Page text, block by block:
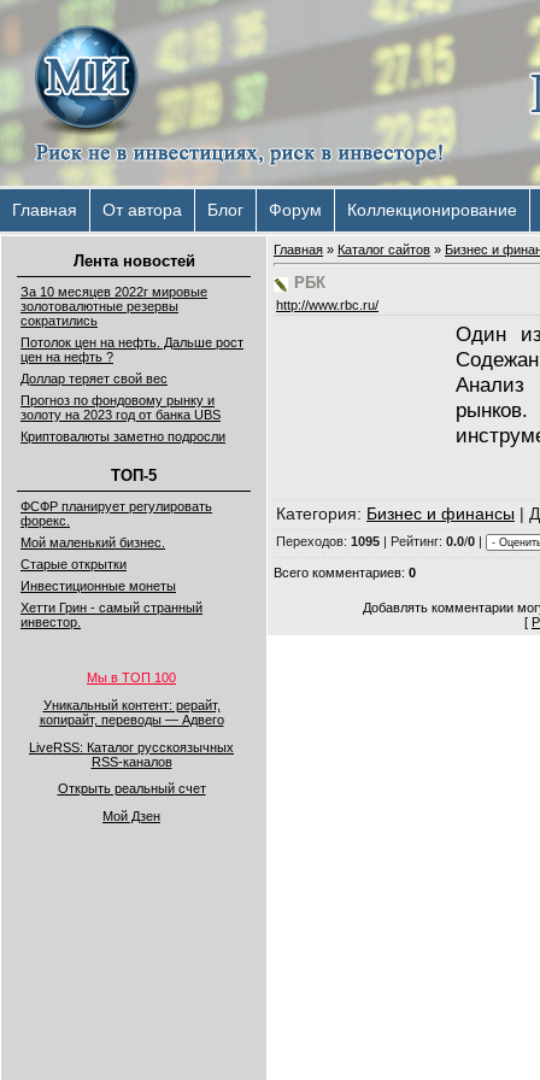
Главная От автора Блог Форум Коллекционирование
Лента новостей
За 10 месяцев 2022г мировые
золотовалютные резервы
сократились
Потолок цен на нефть. Дальше рост
цен на нефть ?
Доллар теряет свой вес
Прогноз по фондовому рынку и
золоту на 2023 год от банка UBS
Криптовалюты заметно подросли
ТОП-5
ФСФР планирует регулировать
форекс.
Мой маленький бизнес.
Старые открытки
Инвестиционные монеты
Хетти Грин - самый странный
инвестор.
Мы в ТОП 100
Уникальный контент: рерайт,
копирайт, переводы — Адвего
LiveRSS: Каталог русскоязычных
RSS-каналов
Открыть реальный счет
Мой Дзен
Главная » Каталог сайтов » Бизнес и
РБК
http://www.rbc.ru/
Один
Категория: Бизнес и финансы |
Переходов: 1095 | Рейтинг: 0.0/0 |
Всего комментариев: 0
Добавлять комментарии
[